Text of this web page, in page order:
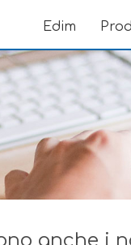
Edim
anche i